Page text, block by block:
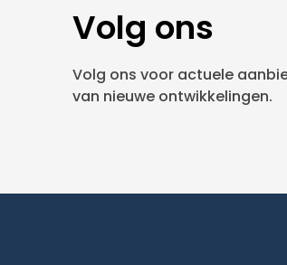
Volg ons
Volg ons voor actuele
van nieuwe ontwikkelingen.